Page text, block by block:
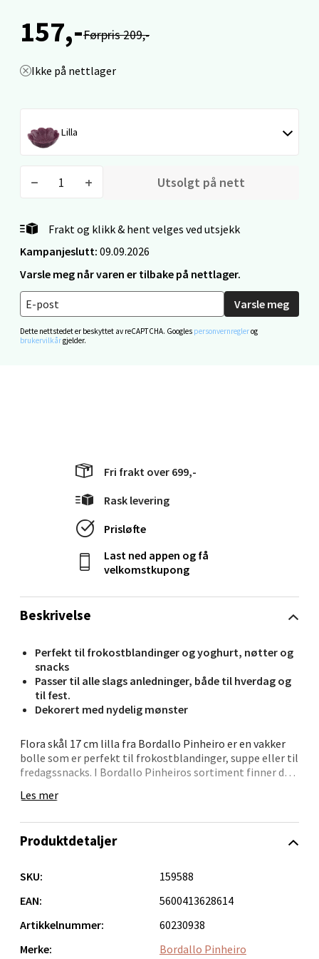
157,-Førpris 209,-
Ikke på nettlager
Lilla
Utsolgt på nett
Frakt og klikk & hent velges ved utsjekk
Kampanjeslutt: 09.09.2026
Varsle meg når varen er tilbake på nettlager.
Varsle meg
Dette nettstedet er beskyttet av reCAPTCHA. Googles personvernreglerog
brukervilkårgjelder.
Beskrivelse
Perfekt til frokostblandinger og yoghurt, nøtter og
snacks
Passer til alle slags anledninger, både til hverdag og
til fest.
Dekorert med nydelig mønster
Flora skål 17 cm lilla fra Bordallo Pinheiro er en vakker
bolle som er perfekt til frokostblandinger, suppe eller til
fredagssnacks. I Bordallo Pinheiros sortiment finner du
produkter kan du dekke bordet med både farge og form.
gjenopplivingen av portugisisk keramikk og den
De holder fast ved tradisjonelle teknikker og den
autentisk preg. Bordallo Pinheiro ble etablert i Portugal
kunstneriske og humoristiske stil innen keramikk. Han
hentet inspirasjon fra det daglige livet i Portugal, og
Les mer
Fri frakt over 699,-
Rask levering
Prisløfte
Last ned appen og få
velkomstkupong
Produktdetaljer
SKU:
159588
EAN:
5600413628614
Artikkelnummer:
60230938
Merke:
Bordallo Pinheiro
Narvik - Thon Senter Malmporten
0 i butikk
Bergen - Oasen Senter
Folke Bernadottes vei 52, 5147 Fyllingsdalen
Åpent i dag 10-21
0 i butikk
Aunasenteret, Sunndalsvegen 3, 7340 Oppdal
Orkanger - Thon Senter Orkanger
Thon Senter Orkanger, Orkdalsveien 113, 7300
Orkanger
Åpent i dag 09-20
0 i butikk
Velg
Sandvika - Thon Senter Sandvika
Brodtkorbsgate 7, 1338 Sandvika